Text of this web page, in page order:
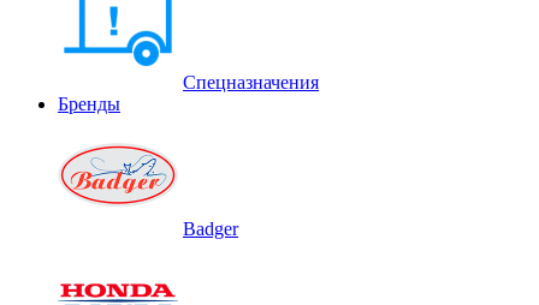
Спецназначения
Бренды
Badger